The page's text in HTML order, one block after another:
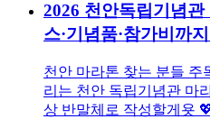
2026 천안독립기념관
스·기념품·참가비까
천안 마라톤 찾는 분들 주
리는 천안 독립기념관 마
상 반말체로 작성할게욧